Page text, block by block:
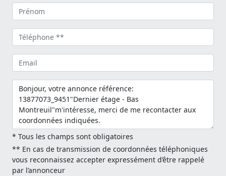
* Tous les champs sont obligatoires
** En cas de transmission de coordonnées téléphoniques
vous reconnaissez accepter expressément d’être rappelé
par l’annonceur